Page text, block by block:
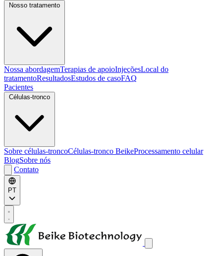
Nossa abordagemTerapias de apoioInjeçõesLocal do
tratamentoResultadosEstudos de casoFAQ
Pacientes
Sobre células-troncoCélulas-tronco BeikeProcessamento celular
BlogSobre nós
Contato
PT